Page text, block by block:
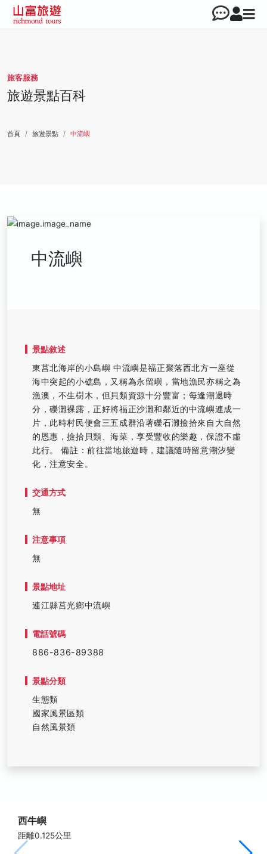
旅客服務
旅遊景點百科
首頁 旅遊景點 中流嶼
中流嶼
景點敘述
東莒北海岸的小島嶼 中流嶼是福正聚落西北方一座從
海中突起的小礁島，又稱為永留嶼，當地漁民亦稱之為
漁澳，不生樹木，但貝類資源十分豐富；每逢潮退時
分，礫灘裸露，正好將福正沙灘和鄰近的中流嶼連成一
片，此時村民便會三五成群沿著礫石灘撿拾來自大自然
的恩惠，撿拾貝類、海菜，享受豐收的樂趣，保證不虛
此行。 備註：前往當地旅遊時，建議隨時留意潮汐變
化，注意安全。
交通方式
無
注意事項
無
景點地址
連江縣莒光鄉中流嶼
電話號碼
886-836-89388
景點分類
生態類
國家風景區類
自然風景類
西牛嶼
距離0.125公里